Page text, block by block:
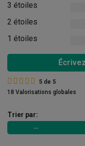
3 étoiles
2 étoiles
1 étoiles
5 de 5
18 Valorisations globales
Trier par: